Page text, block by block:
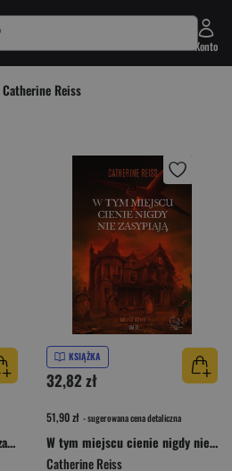
Konto
Catherine Reiss
W tym miejscu zostaniesz na zawsze
KSIĄŻKA
32,82 zł
51,90 zł - sugerowana cena detaliczna
W tym miejscu cienie nigdy nie zasypiają
Catherine Reiss